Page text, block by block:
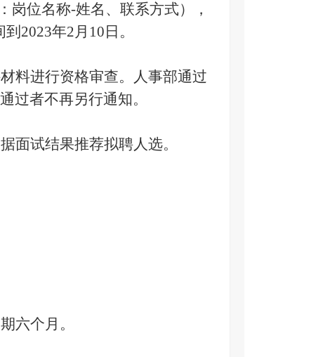
岗位名称-姓名、联系方式），
到 2023年2月10日。
料进行资格审查。人事部通过
过者不再另行通知。
面试结果推荐拟聘人选。
六个月。